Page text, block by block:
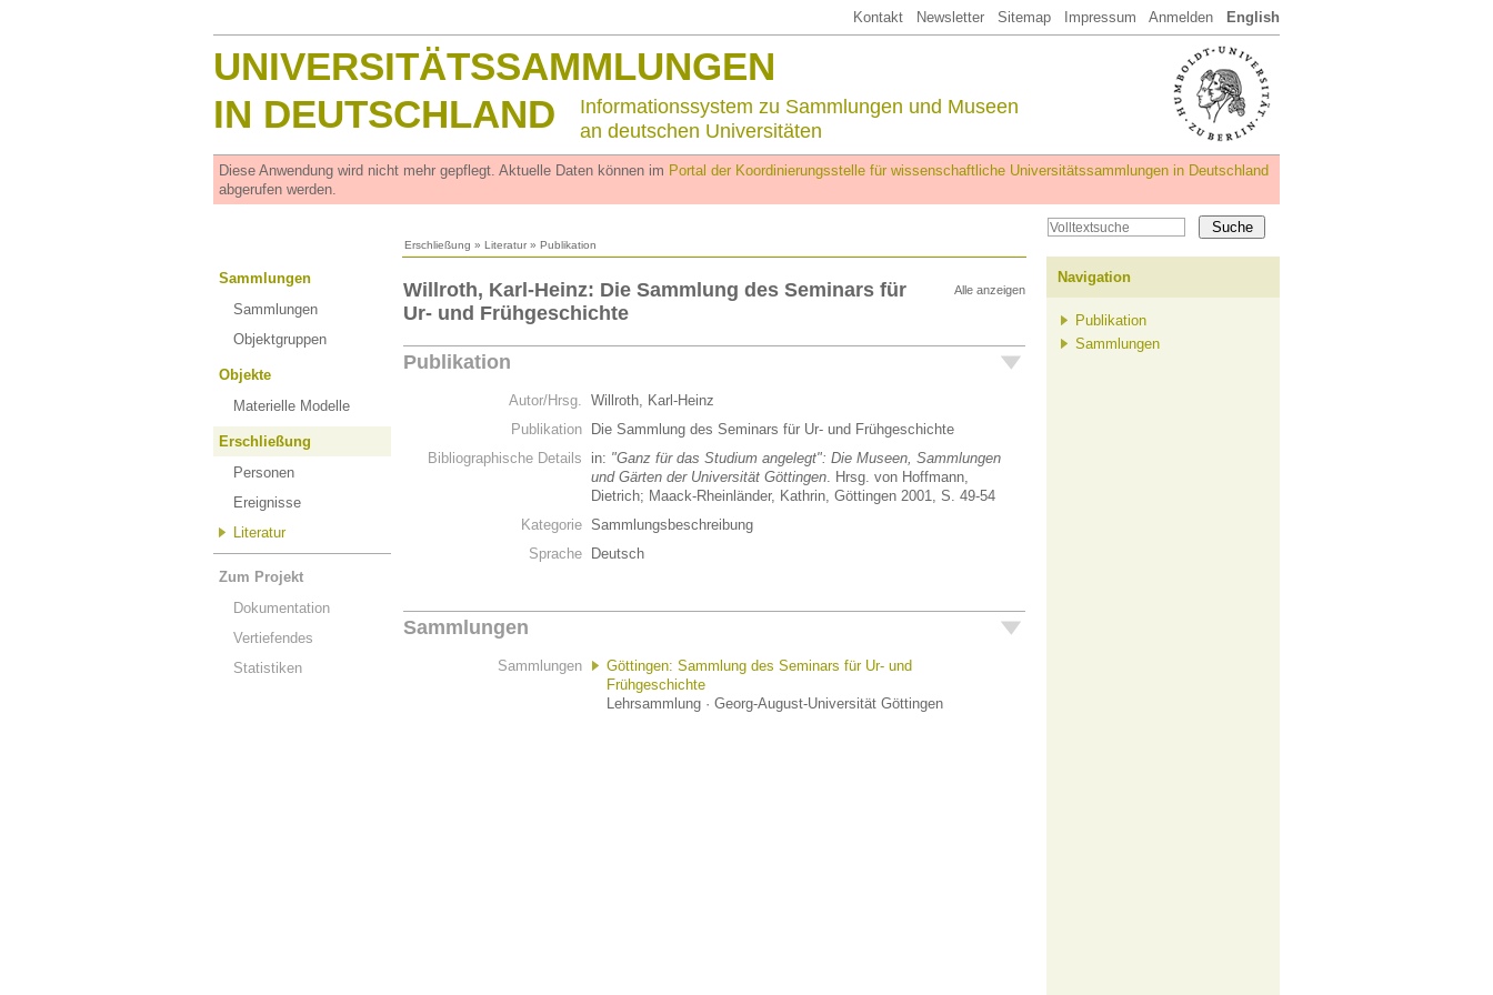
Kontakt Newsletter Sitemap Impressum Anmelden English
UNIVERSITÄTSSAMMLUNGEN
IN DEUTSCHLAND
Informationssystem zu Sammlungen und Museen
an deutschen Universitäten
Diese Anwendung wird nicht mehr gepflegt. Aktuelle Daten können im Portal der Koordinierungsstelle für wissenschaftliche Universitätssammlungen in Deutschland
abgerufen werden.
Erschließung » Literatur » Publikation
Sammlungen
Sammlungen
Objektgruppen
Objekte
Materielle Modelle
Erschließung
Personen
Ereignisse
Literatur
Zum Projekt
Dokumentation
Vertiefendes
Statistiken
Alle anzeigen
Willroth, Karl-Heinz: Die Sammlung des Seminars für
Ur- und Frühgeschichte
Publikation
Autor/Hrsg. Willroth, Karl-Heinz
Publikation
Die Sammlung des Seminars für Ur- und Frühgeschichte
Bibliographische Details
in: "Ganz für das Studium angelegt": Die Museen, Sammlungen
und Gärten der Universität Göttingen. Hrsg. von Hoffmann,
Dietrich; Maack-Rheinländer, Kathrin, Göttingen 2001, S. 49-54
Kategorie Sammlungsbeschreibung
Sprache
Deutsch
Sammlungen
Sammlungen
Göttingen: Sammlung des Seminars für Ur- und
Frühgeschichte
Lehrsammlung · Georg-August-Universität Göttingen
Navigation
Publikation
Sammlungen